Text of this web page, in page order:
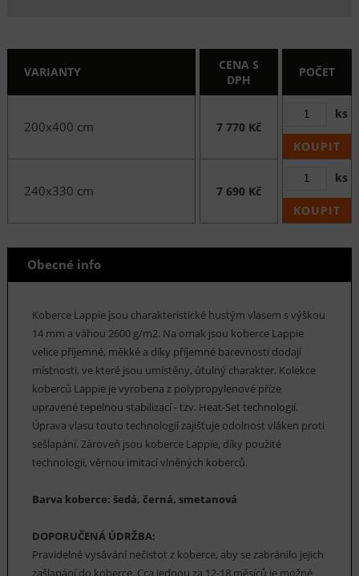
VARIANTY
CENA S
DPH
POČET
200x400 cm 7 770 Kč
ks
KOUPIT
240x330 cm 7 690 Kč
ks
KOUPIT
Obecné info
Koberce Lappie jsou charakteristické hustým vlasem s výškou
14 mm a váhou 2600 g/m2. Na omak jsou koberce Lappie
velice příjemné, měkké a díky příjemné barevnosti dodají
místnosti, ve které jsou umístěny, útulný charakter. Kolekce
koberců Lappie je vyrobena z polypropylenové příze
upravené tepelnou stabilizací - tzv. Heat-Set technologií.
Úprava vlasu touto technologií zajišťuje odolnost vláken proti
sešlapání. Zároveň jsou koberce Lappie, díky použité
technologii, věrnou imitací vlněných koberců.
Barva koberce: šedá, černá, smetanová
DOPORUČENÁ ÚDRŽBA:
Pravidelné vysávání nečistot z koberce, aby se zabránilo jejich
zašlapání do koberce. Cca jednou za 12-18 měsíců je možné